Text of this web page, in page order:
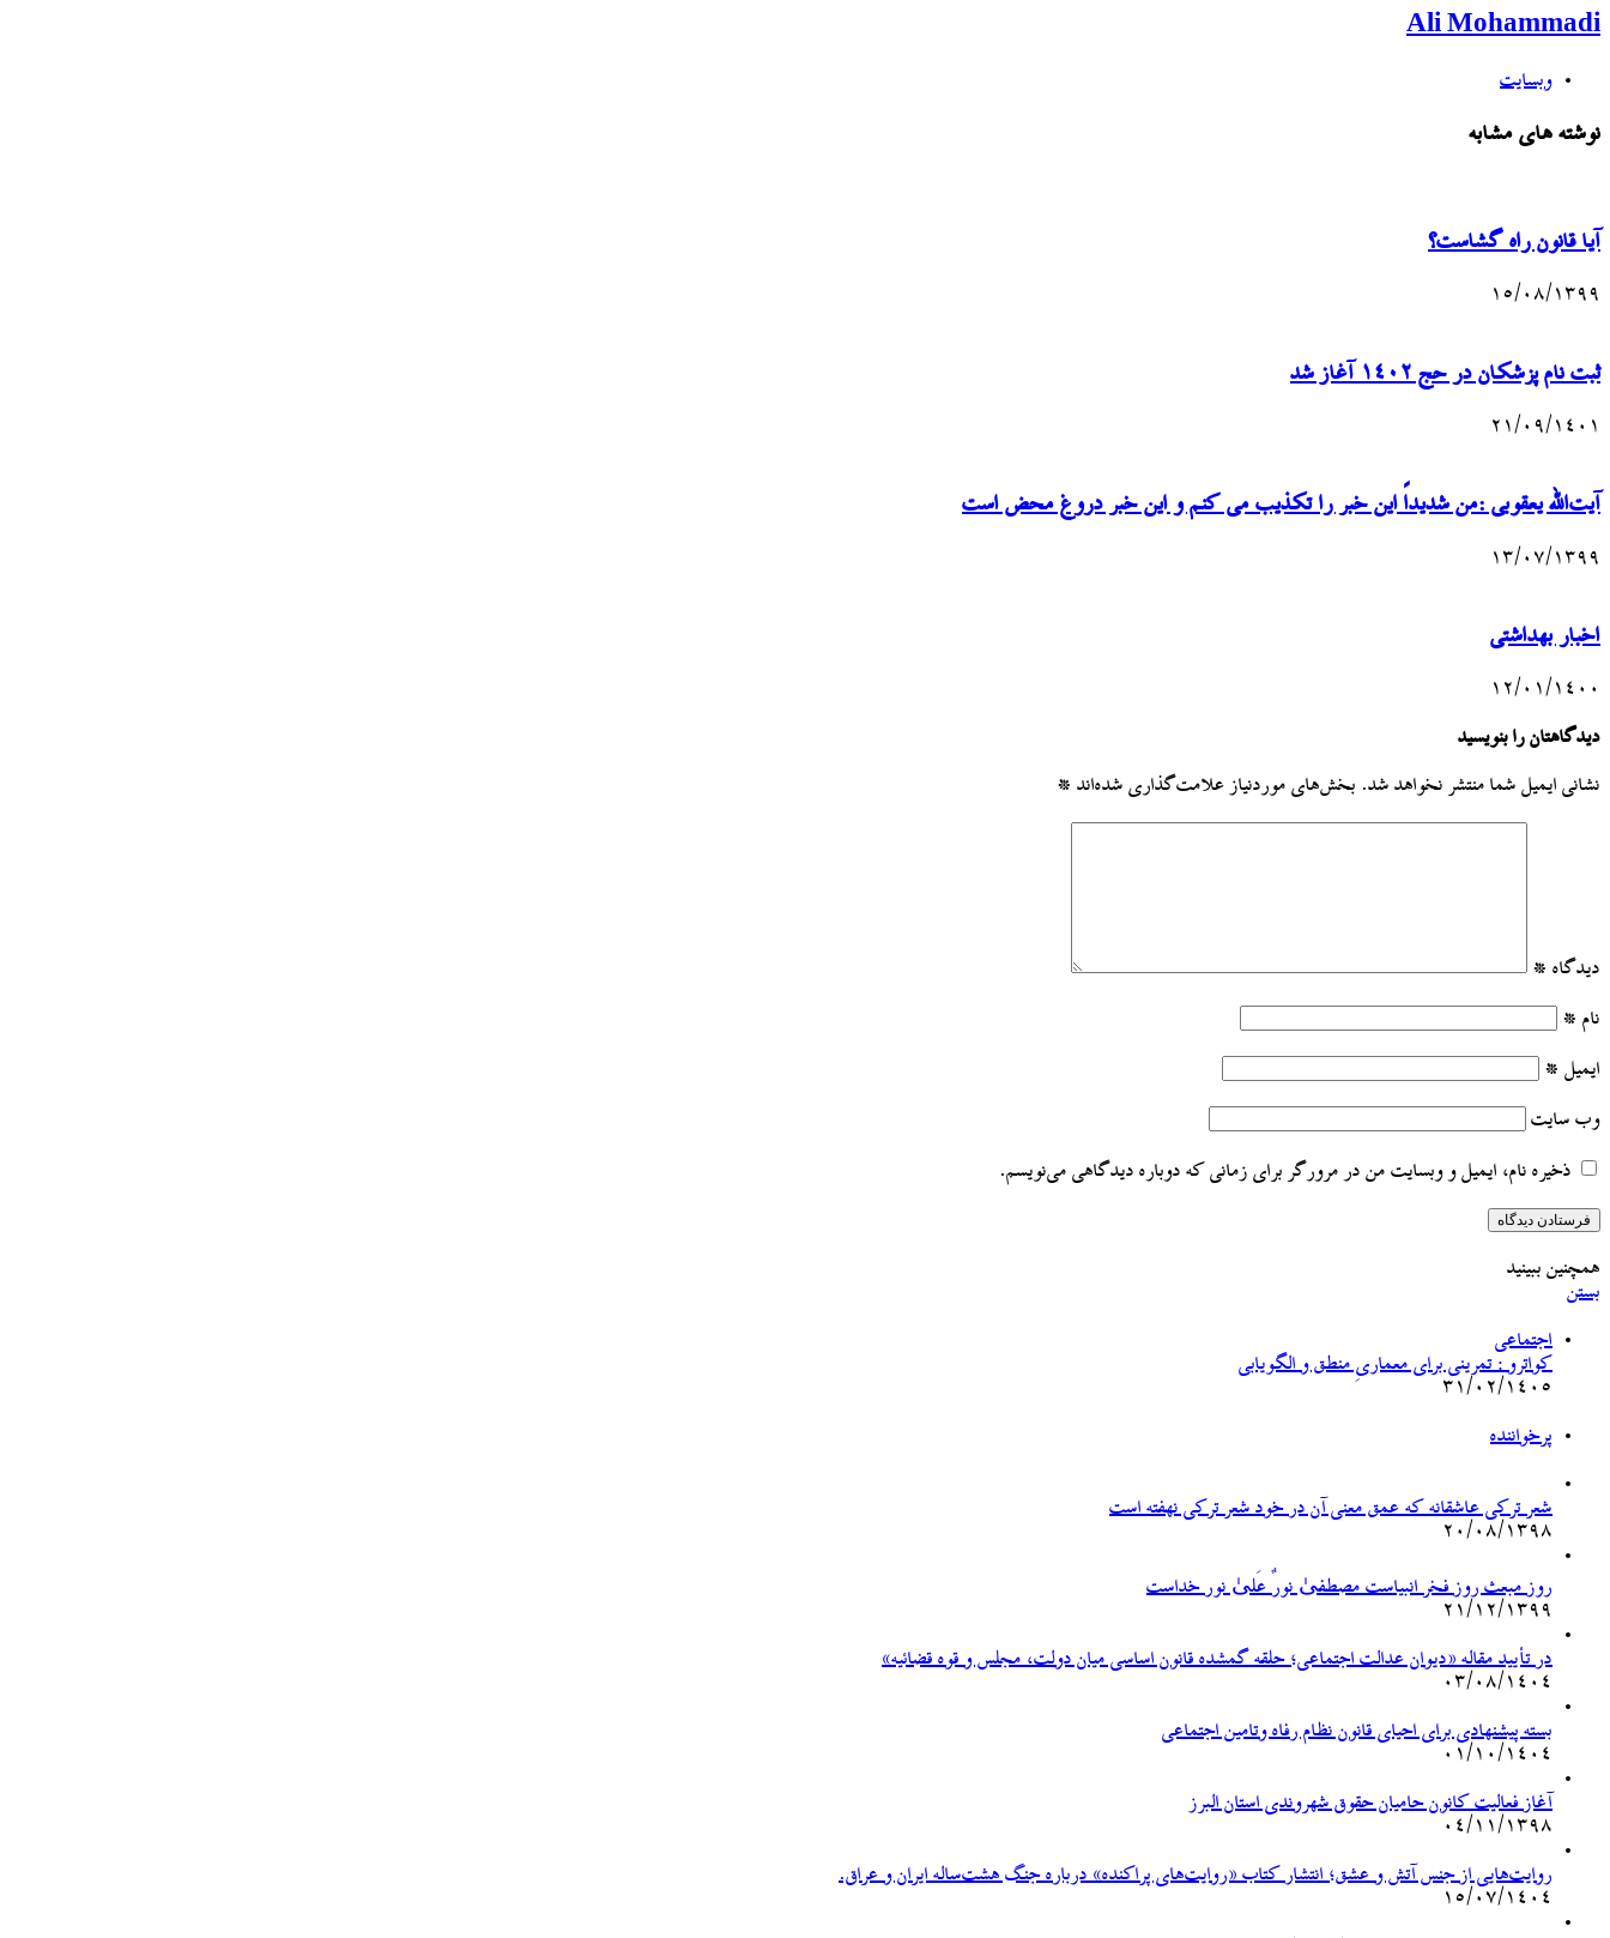
Ali Mohammadi
وبسایت
نوشته های مشابه
آیا قانون راه گشاست؟
۱۵/۰۸/۱۳۹۹
ثبت نام پزشکان در حج ۱۴۰۲ آغاز شد
۲۱/۰۹/۱۴۰۱
آیت‌الله یعقوبی :من شدیداً این خبر را تکذیب می کنم و این خبر دروغ محض است
۱۳/۰۷/۱۳۹۹
اخبار بهداشتی
۱۲/۰۱/۱۴۰۰
دیدگاهتان را بنویسید
نشانی ایمیل شما منتشر نخواهد شد. بخش‌های موردنیاز علامت‌گذاری شده‌اند *
دیدگاه *
نام *
ایمیل *
وب‌ سایت
ذخیره نام، ایمیل و وبسایت من در مرورگر برای زمانی که دوباره دیدگاهی می‌نویسم.
همچنین ببینید
بستن
اجتماعی
کواترو : تمرینی برای معماریِ منطق و الگویابی
۳۱/۰۲/۱۴۰۵
پرخواننده
شعر ترکی عاشقانه که عمق معنی آن در خود شعر ترکی نهفته است
۲۰/۰۸/۱۳۹۸
روز مبعث روز فخر انبیاست مصطفیٰ نورٌ عَلیٰ نور خداست
۲۱/۱۲/۱۳۹۹
در تأیید مقاله «دیوان عدالت اجتماعی؛ حلقه گمشده قانون اساسی میان دولت، مجلس و قوه قضائیه»
۰۳/۰۸/۱۴۰۴
بسته پیشنهادی برای احیای قانون نظام رفاه وتامین اجتماعی
۰۱/۱۰/۱۴۰۴
آغاز فعالیت کانون حامیان حقوق شهروندی استان البرز
۰۴/۱۱/۱۳۹۸
روایت‌هایی از جنس آتش و عشق؛ انتشار کتاب «روایت‌های پراکنده» درباره جنگ هشت‌ساله ایران و عراق.
۱۵/۰۷/۱۴۰۴